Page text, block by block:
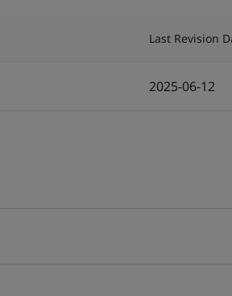
Last Revision
2025-06-12